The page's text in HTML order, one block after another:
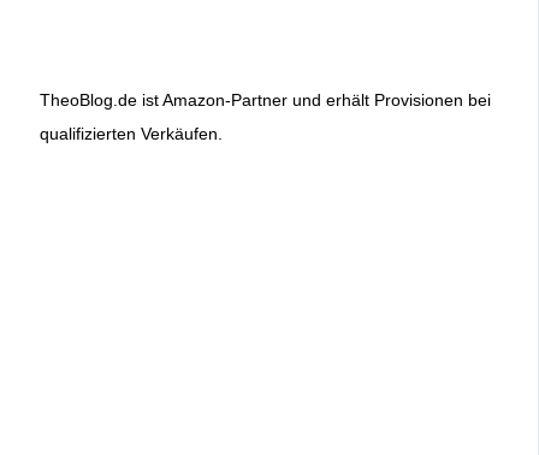
TheoBlog.de ist Amazon-Partner und erhält Provisionen bei
qualifizierten Verkäufen.